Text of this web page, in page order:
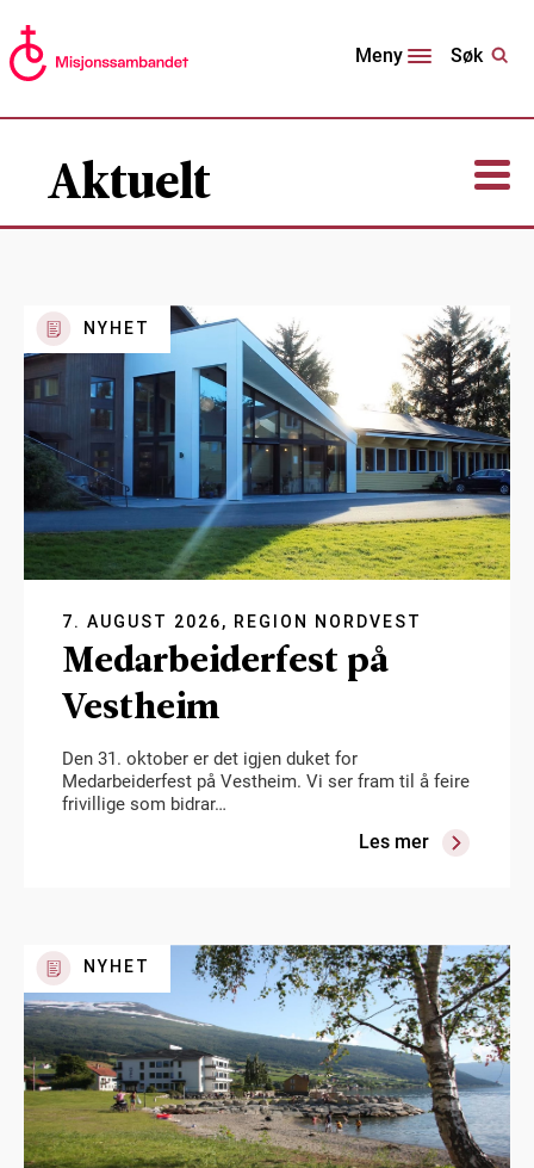
Meny Søk
Aktuelt
7. AUGUST 2026, REGION NORDVEST
Medarbeiderfest på
Vestheim
Den 31. oktober er det igjen duket for
Medarbeiderfest på Vestheim. Vi ser fram til å feire
frivillige som bidrar…
Les mer
NYHET
NYHET